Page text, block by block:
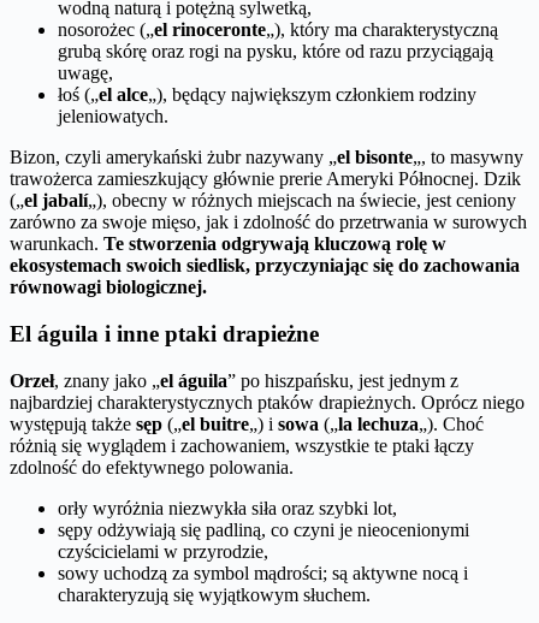
wodną naturą i potężną sylwetką,
nosorożec („el rinoceronte„), który ma charakterystyczną
grubą skórę oraz rogi na pysku, które od razu przyciągają
uwagę,
łoś („el alce„), będący największym członkiem rodziny
jeleniowatych.
Bizon, czyli amerykański żubr nazywany „el bisonte„, to masywny
trawożerca zamieszkujący głównie prerie Ameryki Północnej. Dzik
(„el jabalí„), obecny w różnych miejscach na świecie, jest ceniony
zarówno za swoje mięso, jak i zdolność do przetrwania w surowych
warunkach. Te stworzenia odgrywają kluczową rolę w
ekosystemach swoich siedlisk, przyczyniając się do zachowania
równowagi biologicznej.
El águila i inne ptaki drapieżne
Orzeł, znany jako „el águila” po hiszpańsku, jest jednym z
najbardziej charakterystycznych ptaków drapieżnych. Oprócz niego
występują także sęp („el buitre„) i sowa („la lechuza„). Choć
różnią się wyglądem i zachowaniem, wszystkie te ptaki łączy
zdolność do efektywnego polowania.
orły wyróżnia niezwykła siła oraz szybki lot,
sępy odżywiają się padliną, co czyni je nieocenionymi
czyścicielami w przyrodzie,
sowy uchodzą za symbol mądrości; są aktywne nocą i
charakteryzują się wyjątkowym słuchem.